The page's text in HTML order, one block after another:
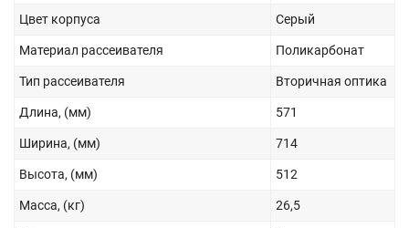
Цвет корпуса Серый
Материал рассеивателя Поликарбонат
Тип рассеивателя Вторичная оптика
Длина, (мм) 571
Ширина, (мм) 714
Высота, (мм) 512
Масса, (кг) 26,5